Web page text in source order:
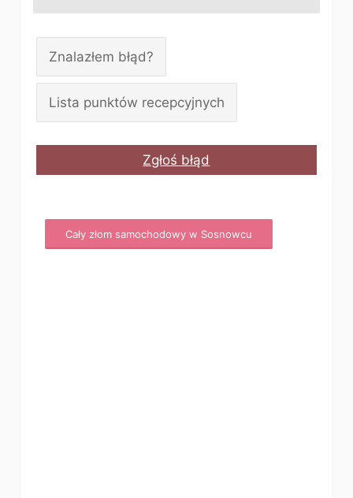
Znalazłem błąd?
Lista punktów recepcyjnych
Zgłoś błąd
Cały złom samochodowy w Sosnowcu